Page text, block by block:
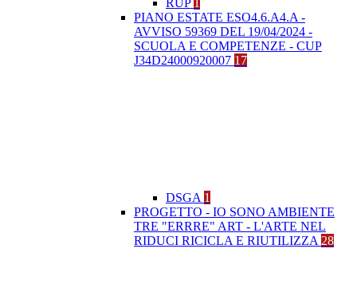
RUP 1
PIANO ESTATE ESO4.6.A4.A -
AVVISO 59369 DEL 19/04/2024 -
SCUOLA E COMPETENZE - CUP
J34D24000920007 17
DSGA 1
PROGETTO - IO SONO AMBIENTE
TRE "ERRRE" ART - L'ARTE NEL
RIDUCI RICICLA E RIUTILIZZA 28